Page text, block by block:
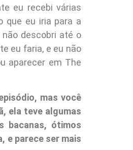
eu recebi várias
que eu iria para a
não descobri até o
eu faria, e eu não
aparecer em The
mas você
ela teve algumas
bacanas, ótimos
e parece ser mais